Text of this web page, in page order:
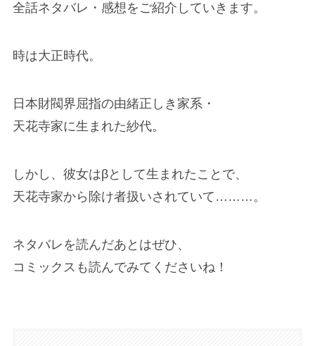
全話ネタバレ・感想をご紹介していきます。
時は大正時代。
日本財閥界屈指の由緒正しき家系・
天花寺家に生まれた紗代。
しかし、彼女はβとして生まれたことで、
天花寺家から除け者扱いされていて………。
ネタバレを読んだあとはぜひ、
コミックスも読んでみてくださいね！